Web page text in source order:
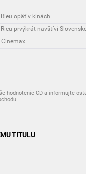
opäť v kinách
prvýkrát navštívi
Cinemax
hodnotenie CD a informujte
TITULU